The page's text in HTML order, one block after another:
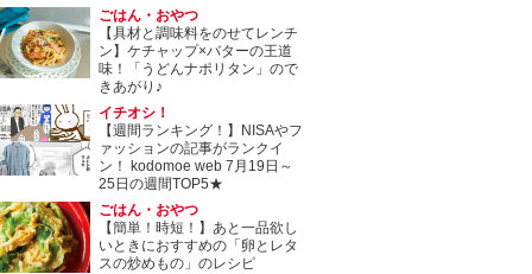
ごはん・おやつ
【具材と調味料をのせてレンチ
ン】ケチャップ×バターの王道
味！「うどんナポリタン」ので
きあがり♪
イチオシ！
【週間ランキング！】NISAやフ
ァッションの記事がランクイ
ン！ kodomoe web 7月19日～
25日の週間TOP5★
ごはん・おやつ
【簡単！時短！】あと一品欲し
いときにおすすめの「卵とレタ
スの炒めもの」のレシピ